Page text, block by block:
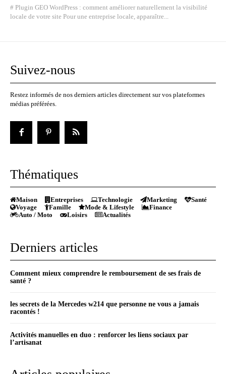
# Plugin GEO WordPress : comment améliorer naturellement la visibilité
locale de votre site Pour une entreprise locale, apparaître...
Suivez-nous
Restez informés de nos derniers articles directement sur vos plateformes
médias préférées.
Thématiques
Maison Entreprises Technologie Marketing
Santé
Voyage
Famille Mode & Lifestyle
Finance
Auto / Moto
Loisirs Actualités
Derniers articles
Comment mieux comprendre le remboursement de ses frais de
santé ?
les secrets de la Mercedes w214 que personne ne vous a jamais
racontés !
Activités manuelles en duo : renforcer les liens sociaux par
l’artisanat